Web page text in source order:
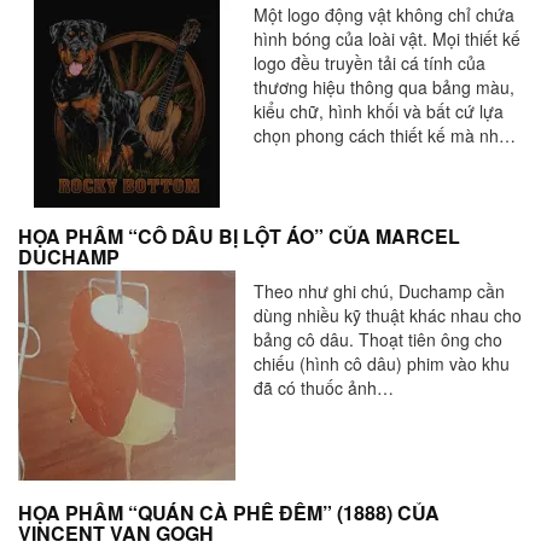
Một logo động vật không chỉ chứa
hình bóng của loài vật. Mọi thiết kế
logo đều truyền tải cá tính của
thương hiệu thông qua bảng màu,
kiểu chữ, hình khối và bất cứ lựa
chọn phong cách thiết kế mà nhà
cạnh sau đây để gọt dũa logo
động vật của bạn thật hoàn hảo.
HỌA PHẨM “CÔ DÂU BỊ LỘT ÁO” CỦA MARCEL
DUCHAMP
Theo như ghi chú, Duchamp cần
dùng nhiều kỹ thuật khác nhau cho
bảng cô dâu. Thoạt tiên ông cho
chiếu (hình cô dâu) phim vào khu
đã có thuốc ảnh…
HỌA PHẨM “QUÁN CÀ PHÊ ĐÊM” (1888) CỦA
VINCENT VAN GOGH